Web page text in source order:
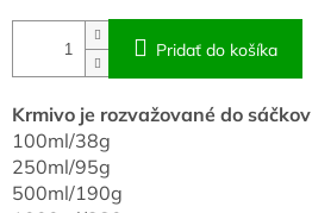
Pridať do košíka
Krmivo je rozvažované do sáčkov
100ml/38g
250ml/95g
500ml/190g